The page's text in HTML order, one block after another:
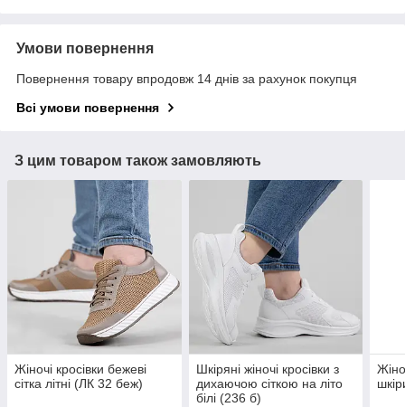
Умови повернення
Повернення товару впродовж 14 днів за рахунок покупця
Всі умови повернення
З цим товаром також замовляють
Жіночі кросівки бежеві
сітка літні (ЛК 32 беж)
Шкіряні жіночі кросівки з
дихаючою сіткою на літо
білі (236 б)